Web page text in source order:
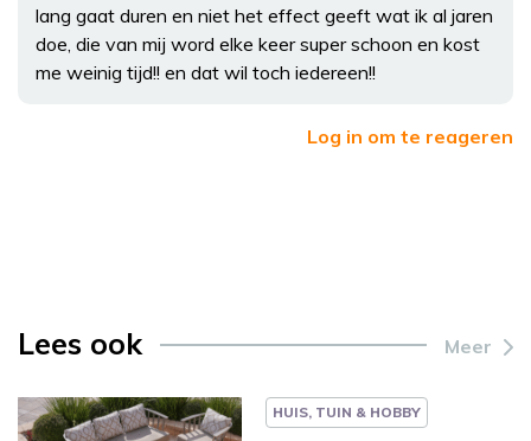
lang gaat duren en niet het effect geeft wat ik al jaren
doe, die van mij word elke keer super schoon en kost
me weinig tijd!! en dat wil toch iedereen!!
Log in om te reageren
Lees ook Meer
HUIS, TUIN & HOBBY